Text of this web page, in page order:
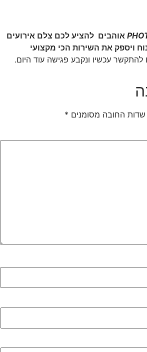
אוהבים להציע לכם צלם אירועים
ויספק את השירות הכי מקצועי
להתקשר עכשיו ונקבע פגישה עוד היום.
שדות החובה מסומנים *